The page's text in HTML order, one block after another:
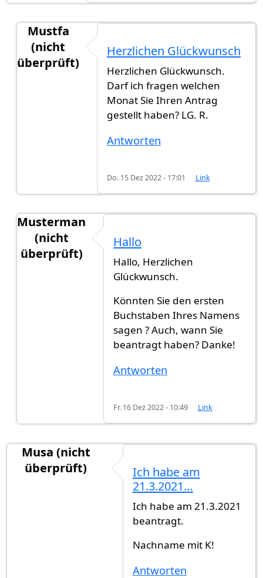
Mustfa
(nicht
überprüft)
Hi zusammen, habe vor 10…von
Herzlichen Glückwunsch
Herzlichen Glückwunsch.
Darf ich fragen welchen
Monat Sie Ihren Antrag
gestellt haben? LG. R.
Antworten
Do. 15 Dez 2022 - 17:01 Link
Musterman
(nicht
überprüft)
Hi zusammen, habe vor 10…
Hallo
Hallo, Herzlichen
Glückwunsch.
Könnten Sie den ersten
Buchstaben Ihres Namens
sagen ? Auch, wann Sie
beantragt haben? Danke!
Antworten
Fr. 16 Dez 2022 - 10:49 Link
Musa (nicht
überprüft)
Ich habe am
21.3.2021…
Ich habe am 21.3.2021
beantragt.
Nachname mit K!
Antworten